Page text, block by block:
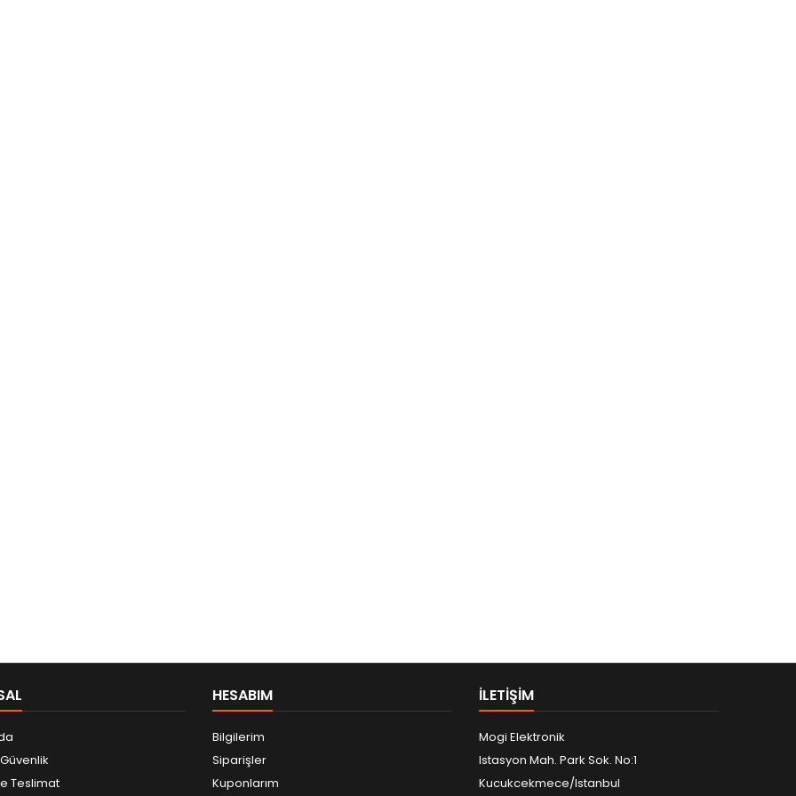
Teslimat
HESABIM
Bilgilerim
Siparişler
Kuponlarım
ILETIŞIM
Mogi Elektronik
Istasyon Mah. Park Sok. No:1
Kucukcekmece/Istanbul